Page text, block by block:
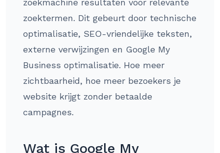
zoekmachine resultaten voor relevante
zoektermen. Dit gebeurt door technische
optimalisatie, SEO-vriendelijke teksten,
externe verwijzingen en Google My
Business optimalisatie. Hoe meer
zichtbaarheid, hoe meer bezoekers je
website krijgt zonder betaalde
campagnes.
Wat is Google My